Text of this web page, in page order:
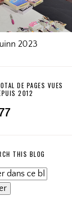
2023
DE PAGES VUES
2012
THIS BLOG